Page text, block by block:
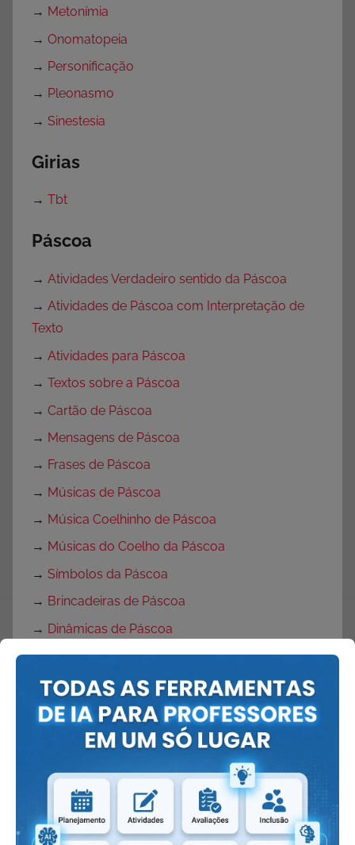
→ Metonímia
→ Onomatopeia
→ Personificação
→ Pleonasmo
→ Sinestesia
Girias
→ Tbt
Páscoa
→ Atividades Verdadeiro sentido da Páscoa
→ Atividades de Páscoa com Interpretação de
Texto
→ Atividades para Páscoa
→ Textos sobre a Páscoa
→ Cartão de Páscoa
→ Mensagens de Páscoa
→ Frases de Páscoa
→ Músicas de Páscoa
→ Música Coelhinho de Páscoa
→ Músicas do Coelho da Páscoa
→ Símbolos da Páscoa
→ Brincadeiras de Páscoa
→ Dinâmicas de Páscoa
→Máscaras de Coelhinho
→Máscaras de Páscoa
→Lembrancinhas de Páscoa
Lembrancinhas de pascoa com moldes
Lembrancinhas de Páscoa para escola
Atividades de Páscoa
→Atividades de Páscoa Educação Infantil